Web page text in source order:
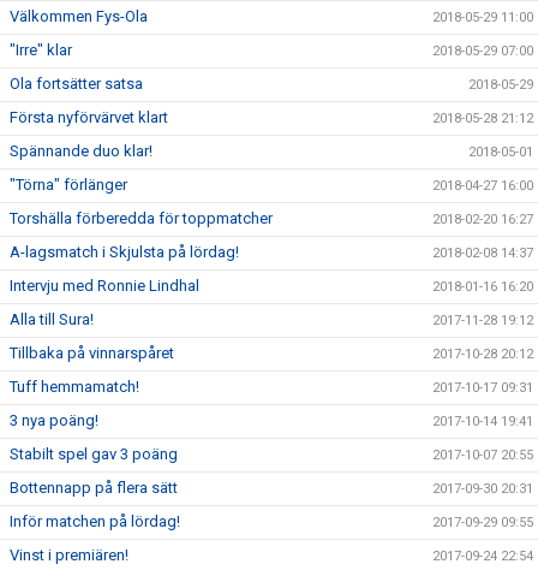
Välkommen Fys-Ola 2018-05-29 11:00
"Irre" klar 2018-05-29 07:00
Ola fortsätter satsa 2018-05-29
Första nyförvärvet klart 2018-05-28 21:12
Spännande duo klar! 2018-05-01
"Törna" förlänger 2018-04-27 16:00
Torshälla förberedda för toppmatcher 2018-02-20 16:27
A-lagsmatch i Skjulsta på lördag! 2018-02-08 14:37
Intervju med Ronnie Lindhal 2018-01-16 16:20
Alla till Sura! 2017-11-28 19:12
Tillbaka på vinnarspåret 2017-10-28 20:12
Tuff hemmamatch! 2017-10-17 09:31
3 nya poäng! 2017-10-14 19:41
Stabilt spel gav 3 poäng 2017-10-07 20:55
Bottennapp på flera sätt 2017-09-30 20:31
Inför matchen på lördag! 2017-09-29 09:55
Vinst i premiären! 2017-09-24 22:54